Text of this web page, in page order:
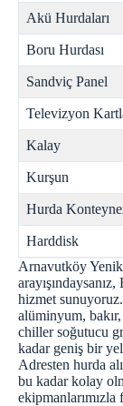
Akü Hurdaları
Boru Hurdası
Sandviç Panel
Televizyon
Kalay
Kurşun
Hurda
Harddisk
Arnavutköy
hizmet
alüminyum,
chiller soğutucu
kadar geniş bir
Adresten hurda
bu kadar kolay
ekipmanlarımızla